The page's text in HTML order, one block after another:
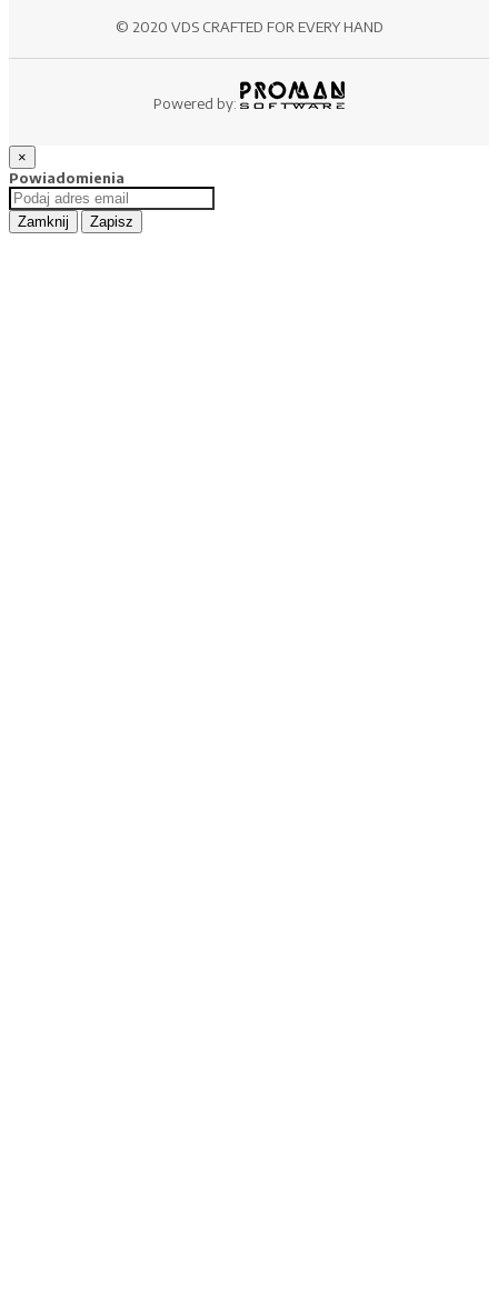
© 2020 VDS CRAFTED FOR EVERY HAND
Powered by:
×
Powiadomienia
Zamknij Zapisz